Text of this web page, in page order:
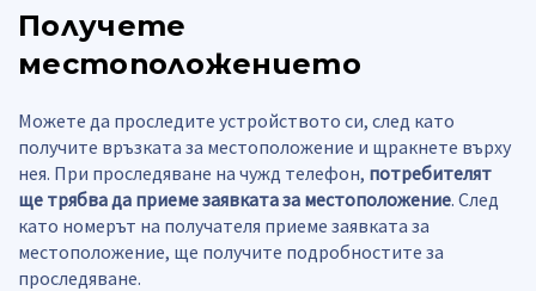
Получете
местоположението
Можете да проследите устройството си, след като
получите връзката за местоположение и щракнете върху
нея. При проследяване на чужд телефон, потребителят
ще трябва да приеме заявката за местоположение. След
като номерът на получателя приеме заявката за
местоположение, ще получите подробностите за
проследяване.